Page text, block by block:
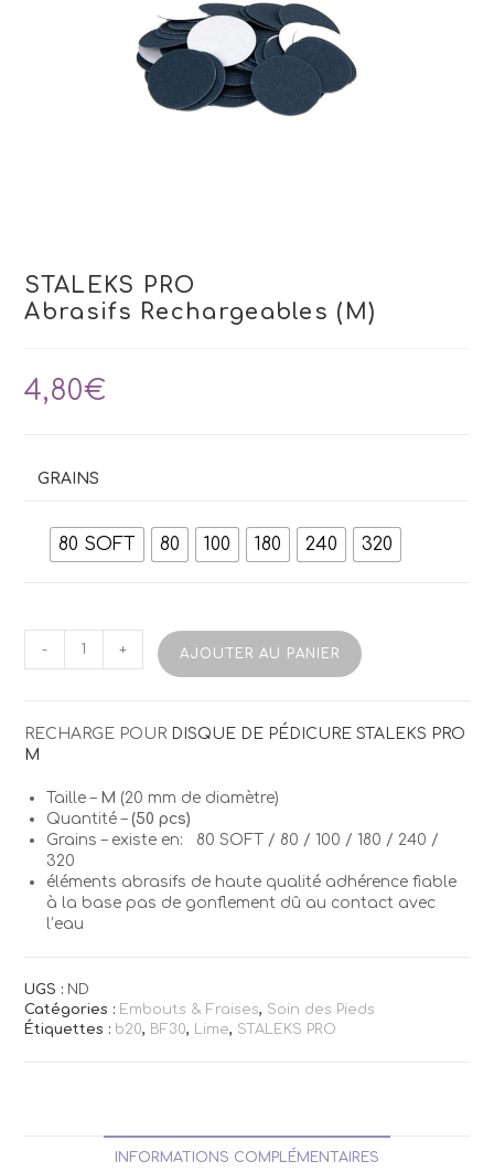
STALEKS PRO
Abrasifs Rechargeables (M)
4,80€
GRAINS
80 SOFT 80 100 180 240 320
quantité
Rechargeables
(M)
- + AJOUTER AU PANIER
RECHARGE POUR DISQUE DE PÉDICURE STALEKS PRO
M
Taille – M (20 mm de diamètre)
Quantité –(50 pcs)
Grains – existe en: 80 SOFT / 80 / 100 / 180 / 240 /
320
éléments abrasifs de haute qualité adhérence fiable
à la base pas de gonflement dû au contact avec
l’eau
UGS : ND
Catégories : Embouts & Fraises, Soin des Pieds
Étiquettes : b20, BF30, Lime, STALEKS PRO
INFORMATIONS COMPLÉMENTAIRES